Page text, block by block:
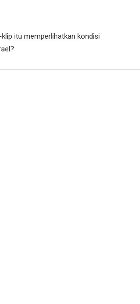
klip itu memperlihatkan kondisi